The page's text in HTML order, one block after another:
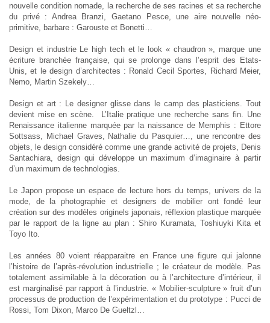
nouvelle condition nomade, la recherche de ses racines et sa recherche
du privé : Andrea Branzi, Gaetano Pesce, une aire nouvelle néo-
primitive, barbare : Garouste et Bonetti…
Design et industrie Le high tech et le look « chaudron », marque une
écriture branchée française, qui se prolonge dans l’esprit des Etats-
Unis, et le design d’architectes : Ronald Cecil Sportes, Richard Meier,
Nemo, Martin Szekely…
Design et art : Le designer glisse dans le camp des plasticiens. Tout
devient mise en scène. L’Italie pratique une recherche sans fin. Une
Renaissance italienne marquée par la naissance de Memphis : Ettore
Sottsass, Michael Graves, Nathalie du Pasquier…, une rencontre des
objets, le design considéré comme une grande activité de projets, Denis
Santachiara, design qui développe un maximum d’imaginaire à partir
d’un maximum de technologies.
Le Japon propose un espace de lecture hors du temps, univers de la
mode, de la photographie et designers de mobilier ont fondé leur
création sur des modèles originels japonais, réflexion plastique marquée
par le rapport de la ligne au plan : Shiro Kuramata, Toshiuyki Kita et
Toyo Ito.
Les années 80 voient réapparaitre en France une figure qui jalonne
l’histoire de l’après-révolution industrielle ; le créateur de modèle. Pas
totalement assimilable à la décoration ou à l’architecture d’intérieur, il
est marginalisé par rapport à l’industrie. « Mobilier-sculpture » fruit d’un
processus de production de l’expérimentation et du prototype : Pucci de
Rossi, Tom Dixon, Marco De Gueltzl…